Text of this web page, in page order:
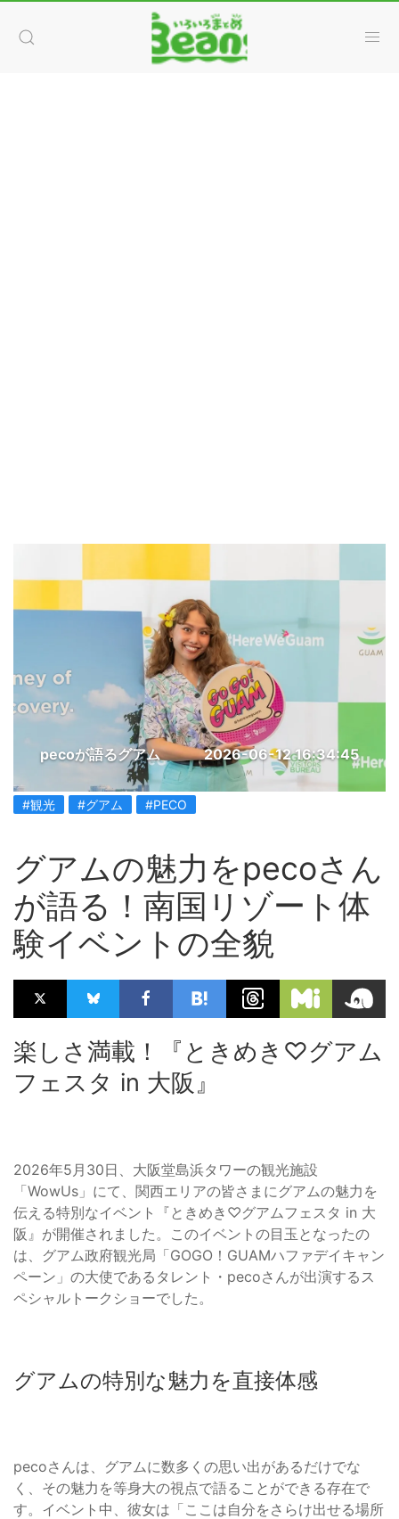
pecoが語るグアム 2026-06-12 16:34:45
#観光 #グアム #PECO
グアムの魅力をpecoさん
が語る！南国リゾート体
験イベントの全貌
楽しさ満載！『ときめき♡グアム
フェスタ in 大阪』
2026年5月30日、大阪堂島浜タワーの観光施設
「WowUs」にて、関西エリアの皆さまにグアムの魅力を
伝える特別なイベント『ときめき♡グアムフェスタ in 大
阪』が開催されました。このイベントの目玉となったの
は、グアム政府観光局「GOGO！GUAMハファデイキャン
ペーン」の大使であるタレント・pecoさんが出演するス
ペシャルトークショーでした。
グアムの特別な魅力を直接体感
pecoさんは、グアムに数多くの思い出があるだけでな
く、その魅力を等身大の視点で語ることができる存在で
す。イベント中、彼女は「ここは自分をさらけ出せる場所